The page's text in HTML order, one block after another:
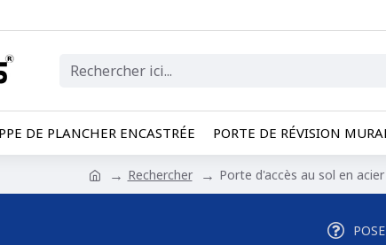
DE PLANCHER ENCASTRÉE PORTE DE RÉVISION
Rechercher Porte d'accès au sol en